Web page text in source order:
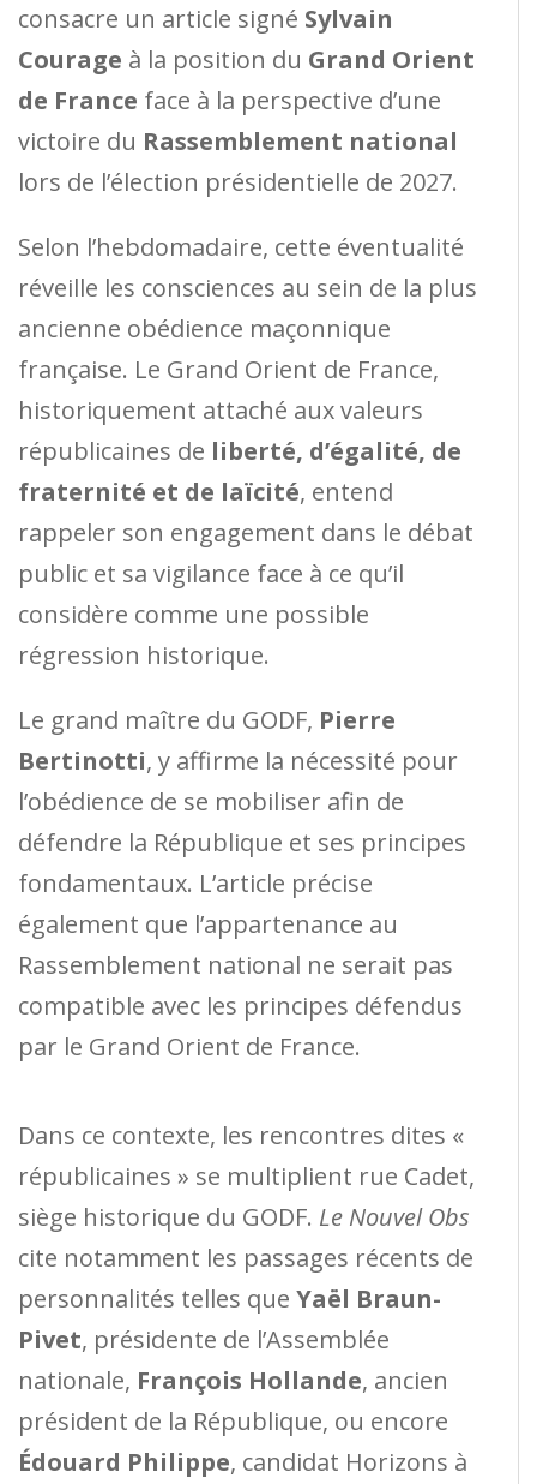
consacre un article signé Sylvain
Courage à la position du Grand Orient
de France face à la perspective d’une
victoire du Rassemblement national
lors de l’élection présidentielle de 2027.
Selon l’hebdomadaire, cette éventualité
réveille les consciences au sein de la plus
ancienne obédience maçonnique
française. Le Grand Orient de France,
historiquement attaché aux valeurs
républicaines de liberté, d’égalité, de
fraternité et de laïcité, entend
rappeler son engagement dans le débat
public et sa vigilance face à ce qu’il
considère comme une possible
régression historique.
Le grand maître du GODF, Pierre
Bertinotti, y affirme la nécessité pour
l’obédience de se mobiliser afin de
défendre la République et ses principes
fondamentaux. L’article précise
également que l’appartenance au
Rassemblement national ne serait pas
compatible avec les principes défendus
par le Grand Orient de France.
Dans ce contexte, les rencontres dites «
républicaines » se multiplient rue Cadet,
siège historique du GODF. Le Nouvel Obs
cite notamment les passages récents de
personnalités telles que Yaël Braun-
Pivet, présidente de l’Assemblée
nationale, François Hollande, ancien
président de la République, ou encore
Édouard Philippe, candidat Horizons à